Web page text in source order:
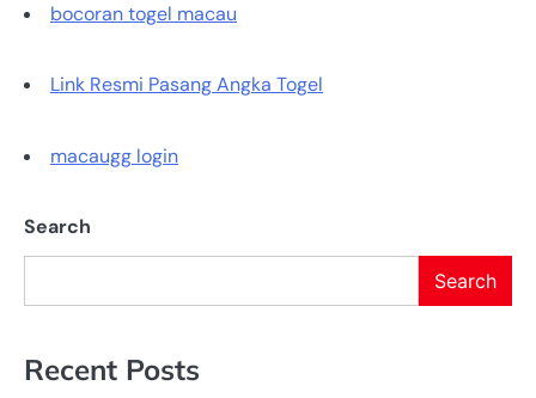
bocoran togel macau
Link Resmi Pasang Angka Togel
macaugg login
Search
Search
Recent Posts